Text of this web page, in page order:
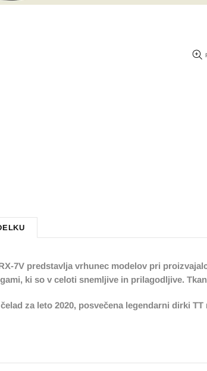
7V predstavlja vrhunec modelov pri
ki so v celoti snemljive in prilagodljive.
za leto 2020, posvečena legendarni dirki TT